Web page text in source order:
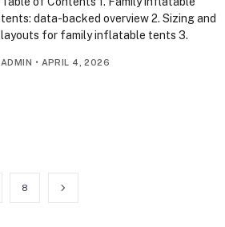
tents: data-backed overview 2. Sizing and
layouts for family inflatable tents 3.
ADMIN • APRIL 4, 2026
8